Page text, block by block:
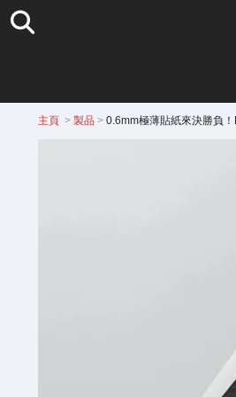
主頁 > 製品 > 0.6mm極薄貼紙來決勝負